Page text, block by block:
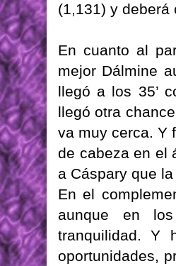
(1,131) y deberá
En cuanto al
mejor Dálmine
llegó a los 35’
llegó otra
va muy cerca. Y
de cabeza en el
a Cáspary que
En el
aunque en
tranquilidad. Y
oportunidades,